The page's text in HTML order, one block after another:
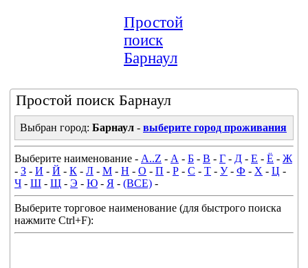
Простой
поиск
Барнаул
Простой поиск Барнаул
Выбран город: Барнаул - выберите город проживания
Выберите наименование - A..Z - А - Б - В - Г - Д - Е - Ё - Ж
- З - И - Й - К - Л - М - Н - О - П - Р - С - Т - У- Ф - Х - Ц -
Ч - Ш - Щ - Э - Ю - Я - (ВСЕ) -
Выберите торговое наименование (для быстрого поиска
нажмите Ctrl+F):